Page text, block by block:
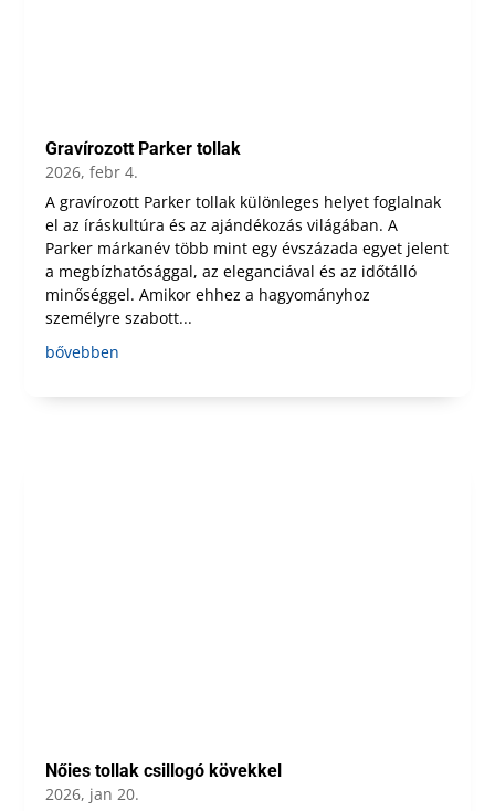
Gravírozott Parker tollak
2026, febr 4.
A gravírozott Parker tollak különleges helyet foglalnak
el az íráskultúra és az ajándékozás világában. A
Parker márkanév több mint egy évszázada egyet jelent
a megbízhatósággal, az eleganciával és az időtálló
minőséggel. Amikor ehhez a hagyományhoz
személyre szabott...
bővebben
Nőies tollak csillogó kövekkel
2026, jan 20.